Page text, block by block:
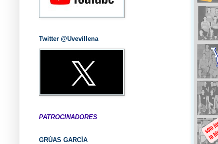
Twitter @Uvevillena
PATROCINADORES
GRÚAS GARCÍA